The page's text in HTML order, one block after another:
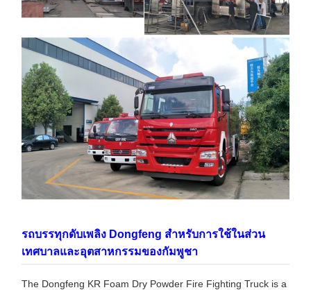
รถบรรทุกดับเพลิง Dongfeng สําหรับการใช้ในส่วน
เทศบาลและอุตสาหกรรมของกัมพูชา
The Dongfeng KR Foam Dry Powder Fire Fighting Truck is a